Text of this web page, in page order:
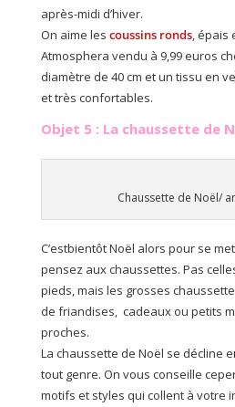
après-midi d’hiver.
On aime les coussins ronds, épais
Atmosphera vendu à 9,99 euros
diamètre de 40 cm et un tissu en
et très confortables.
Objet 5 : La chaussette de
Chaussette de Noël/
C’estbientôt Noël alors pour se
pensez aux chaussettes. Pas
pieds, mais les grosses
de friandises, cadeaux ou petits
proches.
La chaussette de Noël se décline
tout genre. On vous conseille
motifs et styles qui collent à votre